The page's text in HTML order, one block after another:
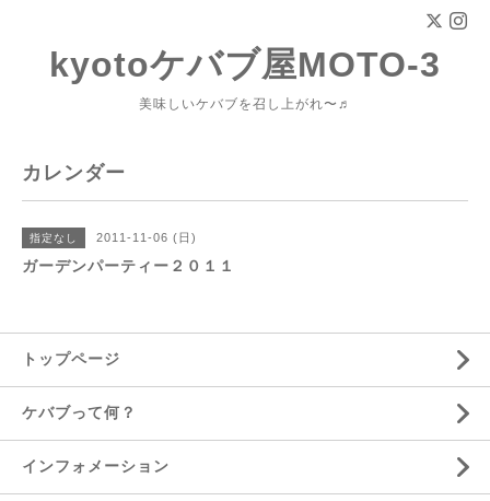
kyotoケバブ屋MOTO-3
美味しいケバブを召し上がれ〜♬
カレンダー
指定なし 2011-11-06 (日)
ガーデンパーティー２０１１
トップページ
ケバブって何？
インフォメーション